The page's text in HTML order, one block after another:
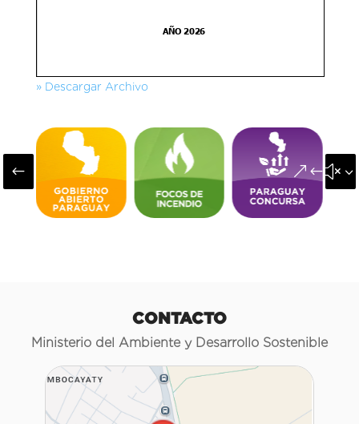
» Descargar Archivo
#
CONTACTO
Ministerio del Ambiente y Desarrollo Sostenible